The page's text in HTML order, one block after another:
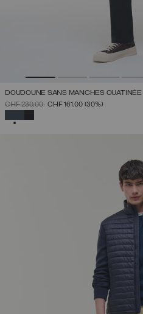
DOUDOUNE SANS MANCHES
PRIX RÉDUIT DE
CHF 230,00ÀCHF 161,00 (30%)